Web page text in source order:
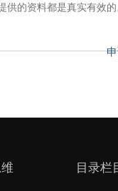
供的资料都是真实有效的
目录栏